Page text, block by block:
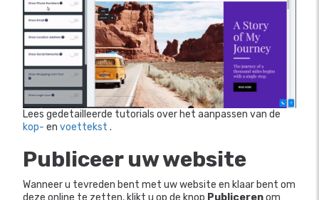
Lees gedetailleerde tutorials over het aanpassen van de
kop- en voettekst .
Publiceer uw website
Wanneer u tevreden bent met uw website en klaar bent om